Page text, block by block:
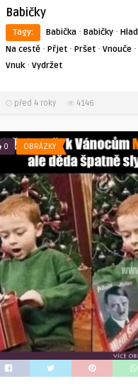
Babičky
Tagy: Babička · Babičky · Hlad
Na cestě · Přjet · Pršet · Vnouče ·
Vnuk· Vydržet
před 4 roky 4146
0 OBRÁZKY